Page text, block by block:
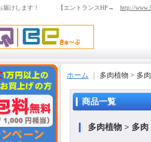
お届けします！ 【エントランスHP→ http://
ホーム 多肉植物 > 多
商品一覧
多肉植物 > 多